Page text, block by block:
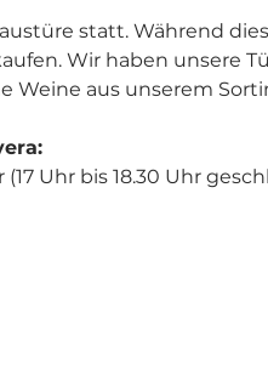
statt. Während
Wir haben unsere
Weine aus unserem
(17 Uhr bis 18.30 Uhr